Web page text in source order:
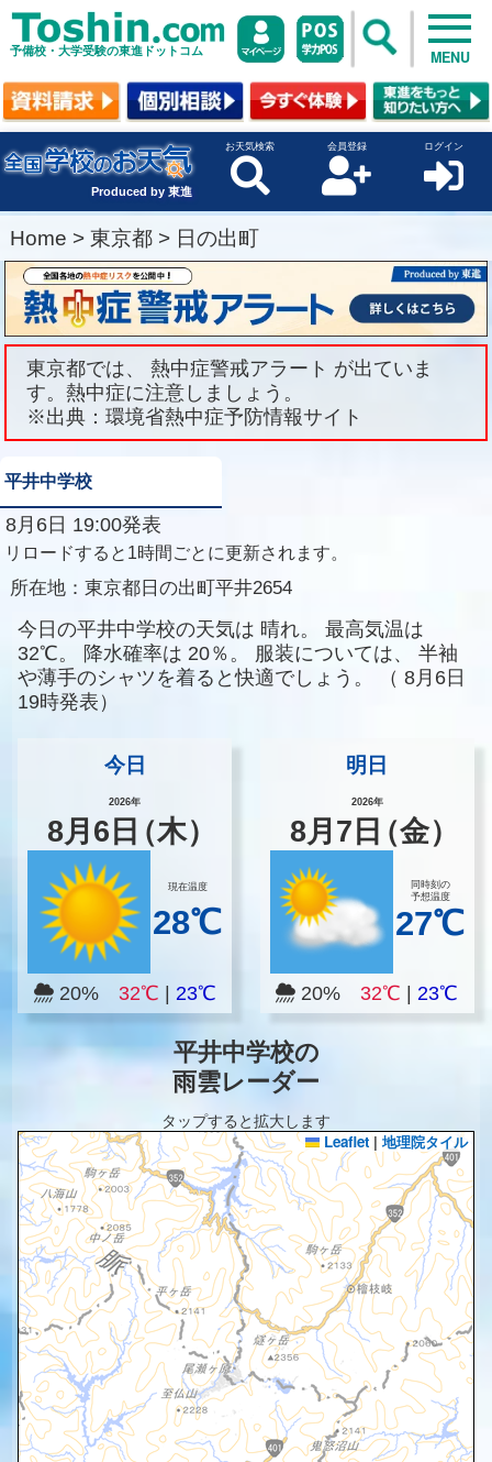
予備校・大学受験の東進ドットコム MENU
Produced by 東進
お天気検索 会員登録 ログイン
Home > 東京都 > 日の出町
東京都では、 熱中症警戒アラート が出ていま
す。熱中症に注意しましょう。
※出典：環境省熱中症予防情報サイト
平井中学校
8月6日 19:00発表
リロードすると1時間ごとに更新されます。
所在地： 東京都日の出町平井2654
今日の平井中学校の天気は 晴れ。
最高気温は
32℃。
降水確率は 20％。 服装については、
半袖
や薄手のシャツを着ると快適でしょう。
（ 8月6日
19時発表）
今日
2026年
8月 6 日（木）
現在温度
28℃
20% 32℃ 23℃
明日
2026年
8月 7 日（金）
同時刻の
予想温度
27℃
20%32℃ |23℃
平井中学校の
雨雲レーダー
タップすると拡大します
Leaflet | 地理院タイル